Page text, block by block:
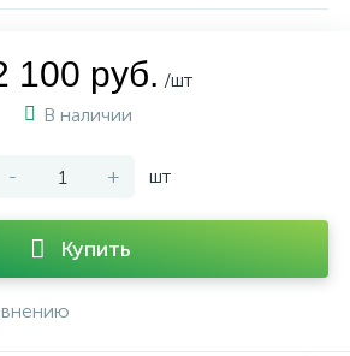
100 руб. /шт
В наличии
- + шт
Купить